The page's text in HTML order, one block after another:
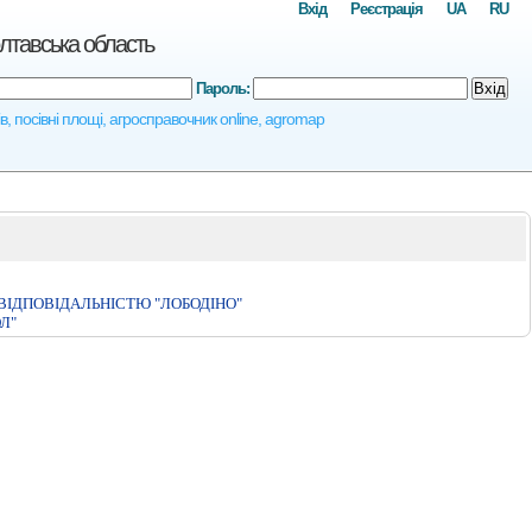
область
площі, агросправочник online, agromap
RU
UA
Реєстрація
Вхід
Пароль: Вхід
"ЛОБОДІНО"